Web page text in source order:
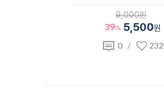
9,000원
39% 5,500원
0/ 232